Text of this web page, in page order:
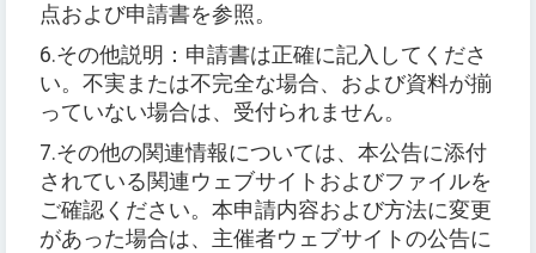
点および申請書を参照。
6.その他説明：申請書は正確に記入してくださ
い。不実または不完全な場合、および資料が揃
っていない場合は、受付られません。
7.その他の関連情報については、本公告に添付
されている関連ウェブサイトおよびファイルを
ご確認ください。本申請内容および方法に変更
があった場合は、主催者ウェブサイトの公告に